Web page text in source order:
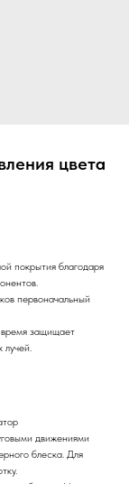
цвета
покрытия благодаря
первоначальный
время защищает
лучей.
движениями
блеска. Для